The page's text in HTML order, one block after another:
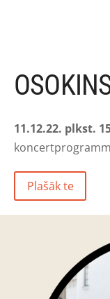
11.12.22. plkst.
Plašāk te